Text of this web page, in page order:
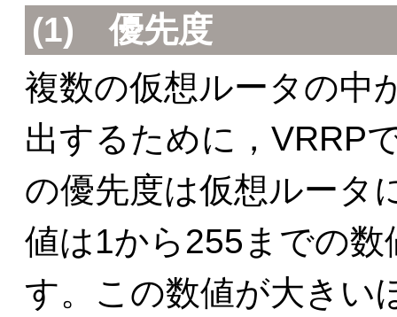
(1)優先度
複数の仮想ルータの中
出するために，VRRP
の優先度は仮想ルータ
値は1から255までの
す。この数値が大きい